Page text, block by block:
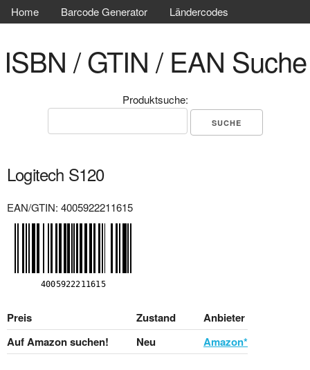
Home Barcode Generator Ländercodes
ISBN / GTIN / EAN Suche
Produktsuche:
Logitech S120
EAN/GTIN: 4005922211615
Preis Zustand
Anbieter
Auf Amazon suchen!
Neu Amazon*